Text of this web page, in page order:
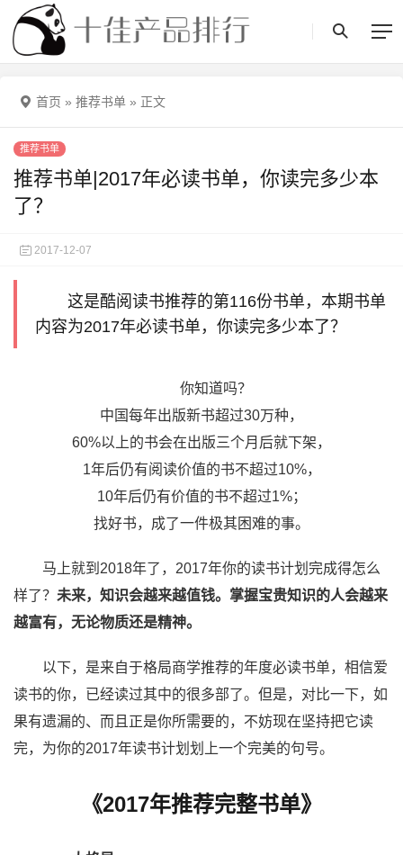
首页 » 推荐书单 » 正文
推荐书单
推荐书单|2017年必读书单，你读完多少本
了？
2017-12-07
这是酷阅读书推荐的第116份书单，本期书单
内容为2017年必读书单，你读完多少本了？
你知道吗？
中国每年出版新书超过30万种，
60%以上的书会在出版三个月后就下架，
1年后仍有阅读价值的书不超过10%，
10年后仍有价值的书不超过1%；
找好书，成了一件极其困难的事。
马上就到2018年了，2017年你的读书计划完成得怎么
样了？ 未来，知识会越来越值钱。掌握宝贵知识的人会越来
越富有，无论物质还是精神。
以下，是来自于格局商学推荐的年度必读书单，相信爱
读书的你，已经读过其中的很多部了。但是，对比一下，如
果有遗漏的、而且正是你所需要的，不妨现在坚持把它读
完，为你的2017年读书计划划上一个完美的句号。
《2017年推荐完整书单》